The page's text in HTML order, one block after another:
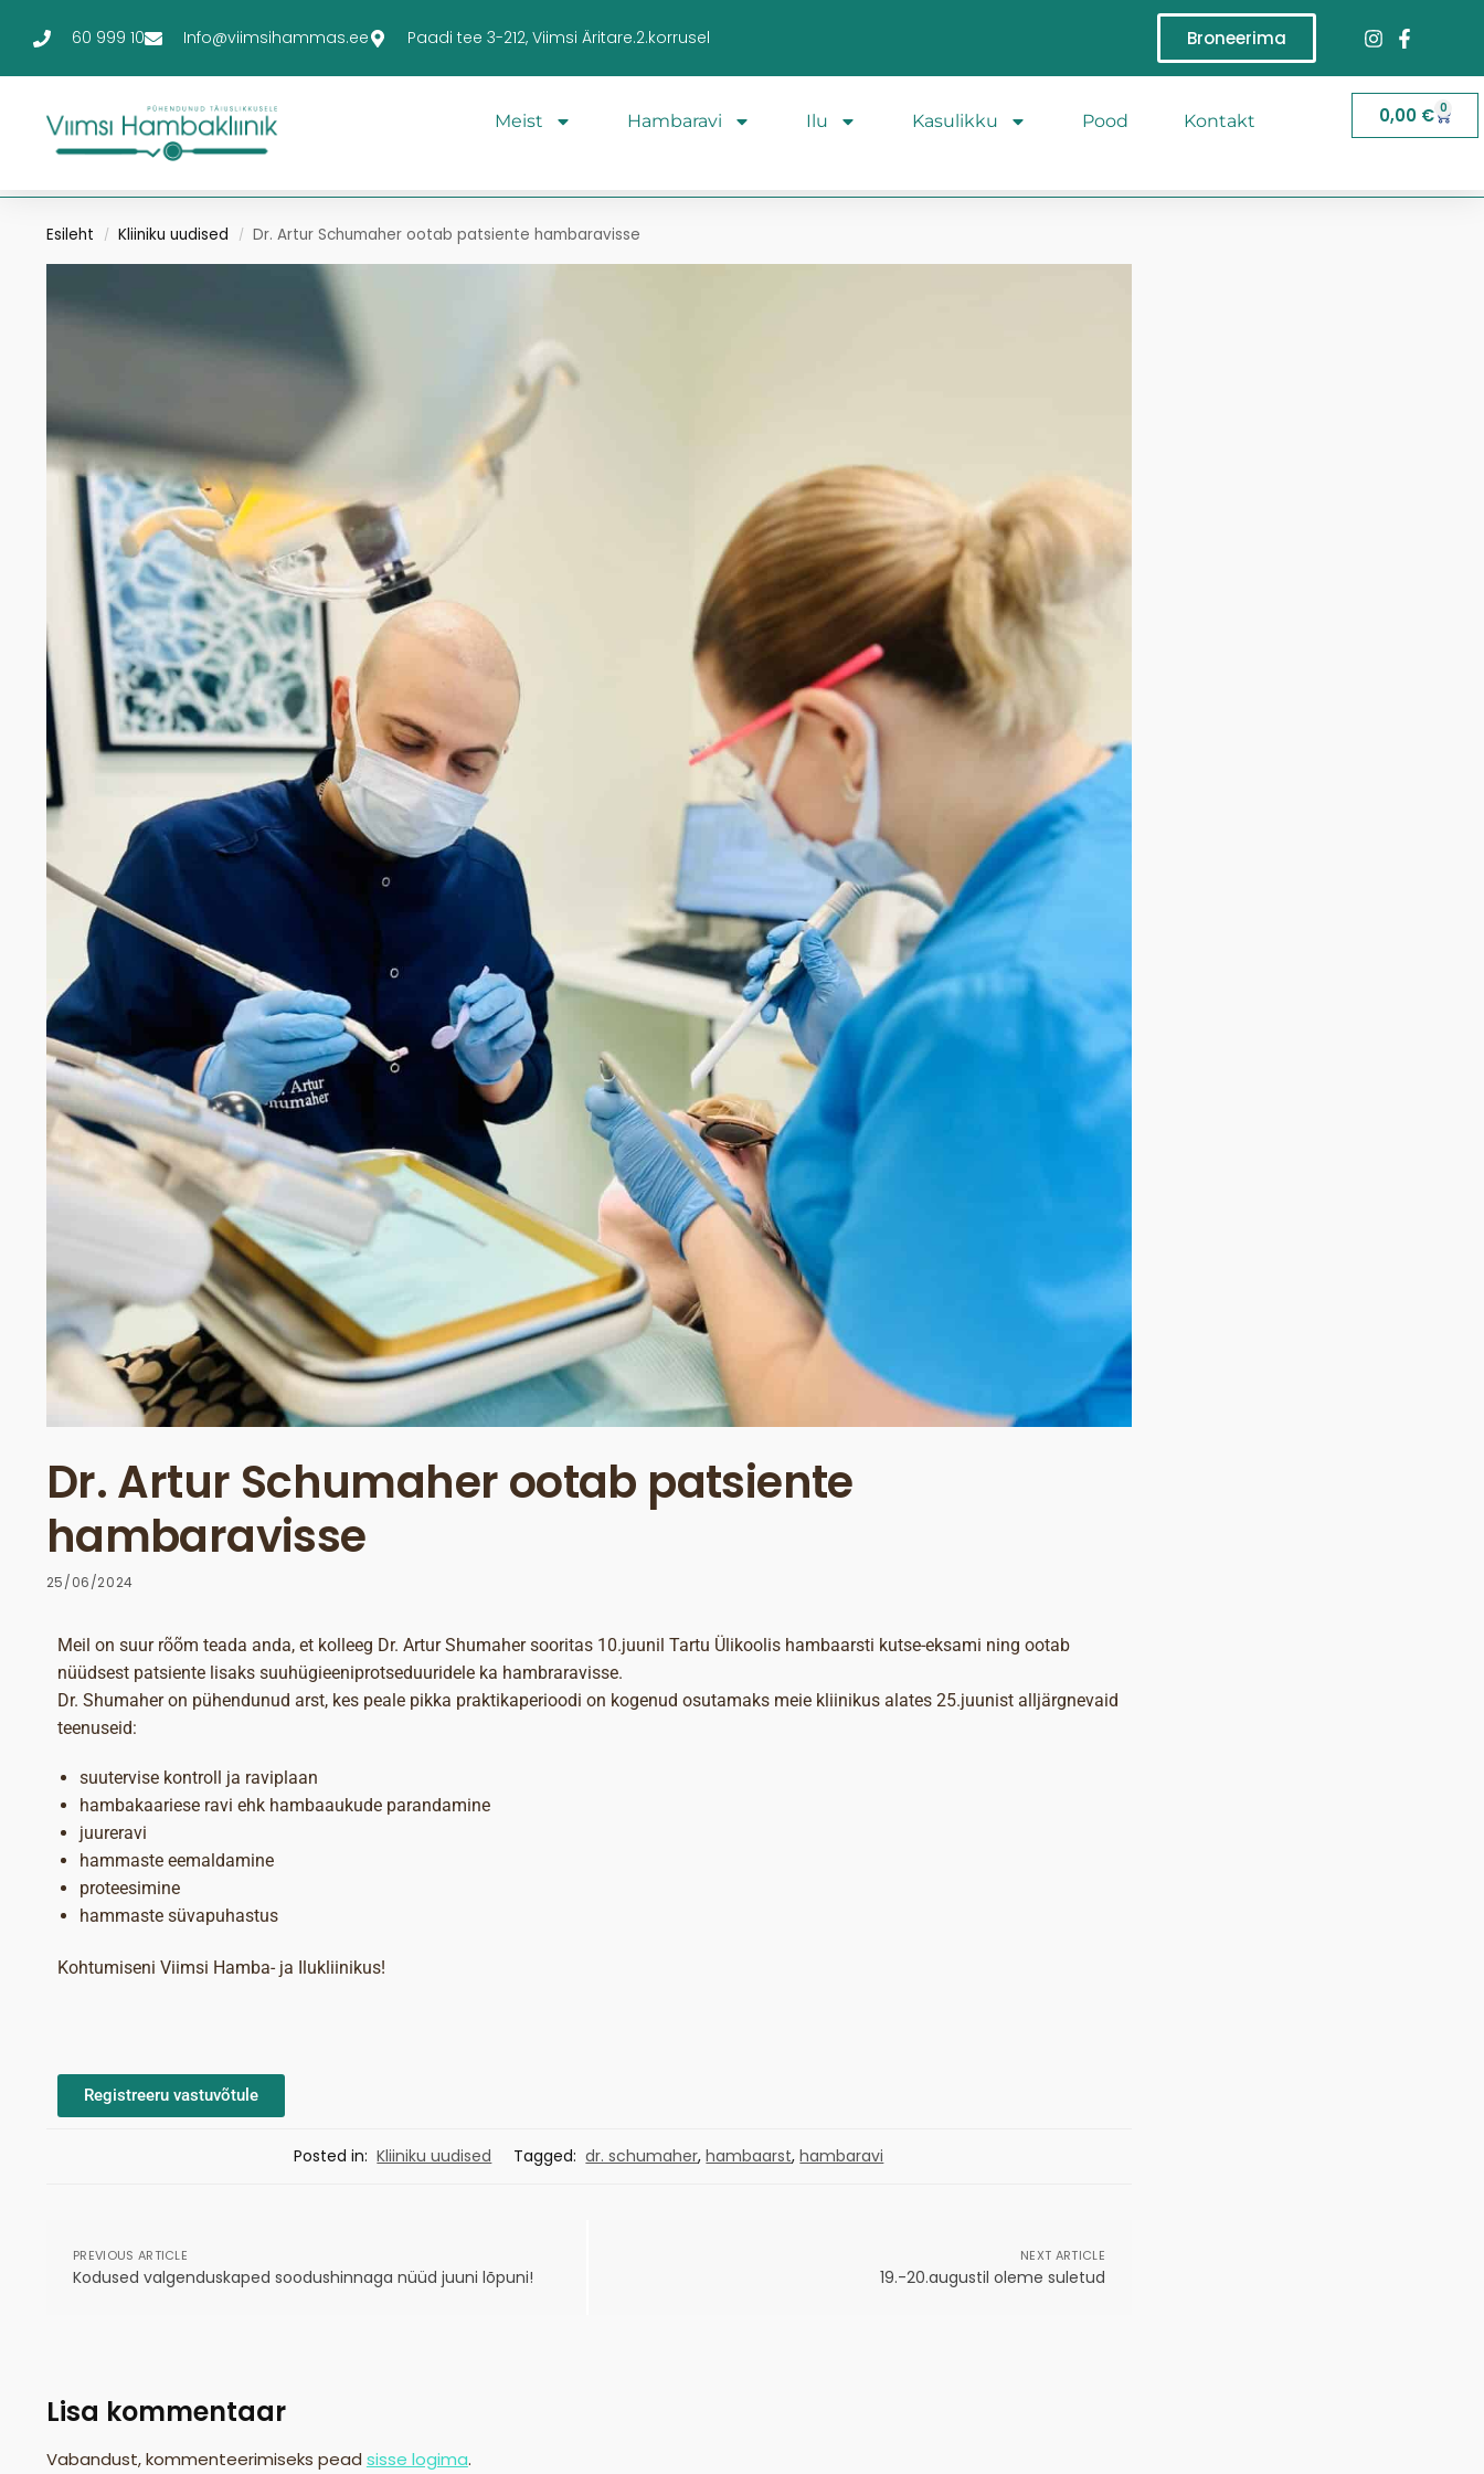
60 999 10 Info@viimsihammas.ee Paadi tee 3-212, Viimsi Äritare.2.korrusel Broneerima
Meist Hambaravi Ilu Kasulikku Pood Kontakt 0,00 € 0
Esileht / Kliiniku uudised / Dr. Artur Schumaher ootab patsiente hambaravisse
Dr. Artur Schumaher ootab patsiente
hambaravisse
25/06/2024
Meil on suur rõõm teada anda, et kolleeg Dr. Artur Shumaher sooritas 10.juunil Tartu Ülikoolis hambaarsti kutse-eksami ning ootab
nüüdsest patsiente lisaks suuhügieeniprotseduuridele ka hambraravisse.
Dr. Shumaher on pühendunud arst, kes peale pikka praktikaperioodi on kogenud osutamaks meie kliinikus alates 25.juunist alljärgnevaid
teenuseid:
suutervise kontroll ja raviplaan
hambakaariese ravi ehk hambaaukude parandamine
juureravi
hammaste eemaldamine
proteesimine
hammaste süvapuhastus
Kohtumiseni Viimsi Hamba- ja Ilukliinikus!
Registreeru vastuvõtule
Posted in: Kliiniku uudised Tagged: dr. schumaher,hambaarst,hambaravi
PREVIOUS ARTICLE
Kodused valgenduskaped soodushinnaga nüüd juuni lõpuni!
NEXT ARTICLE
19.-20.augustil oleme suletud
Lisa kommentaar
Vabandust, kommenteerimiseks pead sisse logima.